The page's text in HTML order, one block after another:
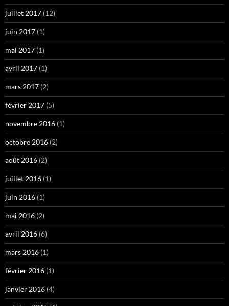
juillet 2017 (12)
juin 2017 (1)
mai 2017 (1)
avril 2017 (1)
mars 2017 (2)
février 2017 (5)
novembre 2016 (1)
octobre 2016 (2)
août 2016 (2)
juillet 2016 (1)
juin 2016 (1)
mai 2016 (2)
avril 2016 (6)
mars 2016 (1)
février 2016 (1)
janvier 2016 (4)